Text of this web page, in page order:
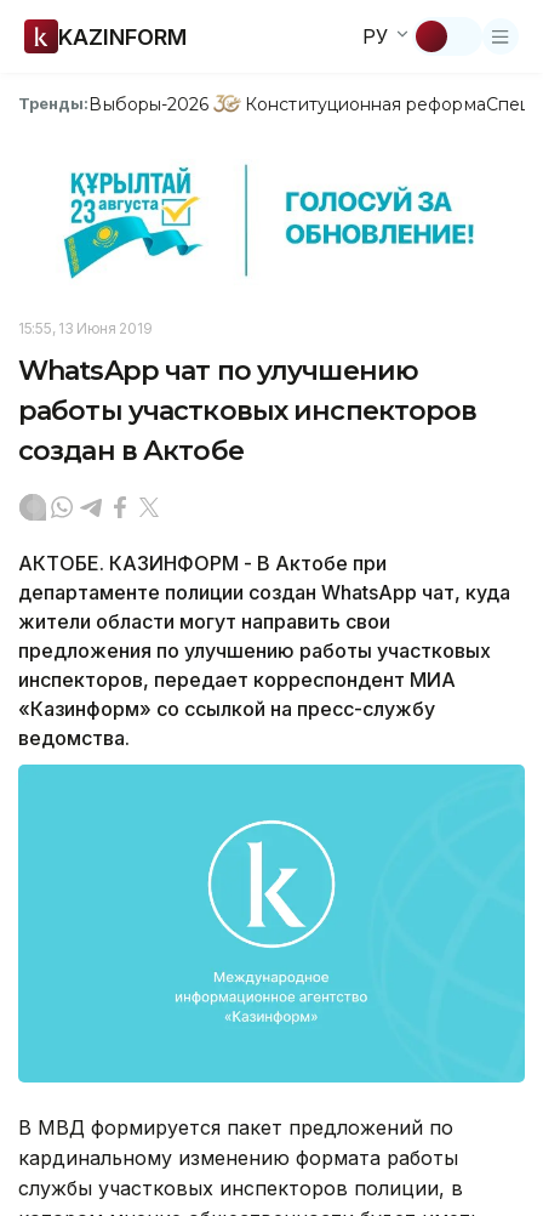
KAZINFORM РУ
Тренды:Выборы-2026 Конституционная реформа
15:55, 13 Июня 2019
WhatsApp чат по улучшению
работы участковых инспекторов
создан в Актобе
АКТОБЕ. КАЗИНФОРМ - В Актобе при
департаменте полиции создан WhatsApp чат, куда
жители области могут направить свои
предложения по улучшению работы участковых
инспекторов, передает корреспондент МИА
«Казинформ» со ссылкой на пресс-службу
ведомства.
В МВД формируется пакет предложений по
кардинальному изменению формата работы
службы участковых инспекторов полиции, в